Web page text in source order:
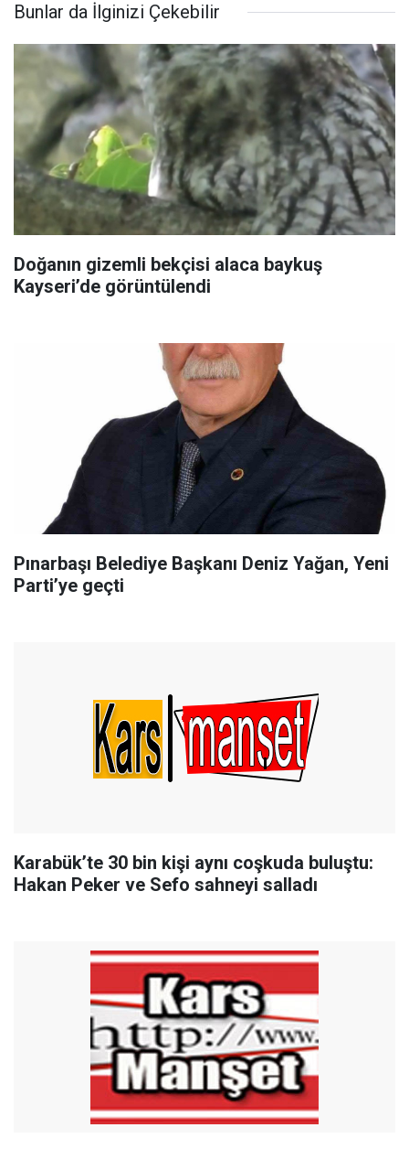
Bunlar da İlginizi Çekebilir
Doğanın gizemli bekçisi alaca baykuş
Kayseri’de görüntülendi
Pınarbaşı Belediye Başkanı Deniz Yağan, Yeni
Parti’ye geçti
Karabük’te 30 bin kişi aynı coşkuda buluştu:
Hakan Peker ve Sefo sahneyi salladı